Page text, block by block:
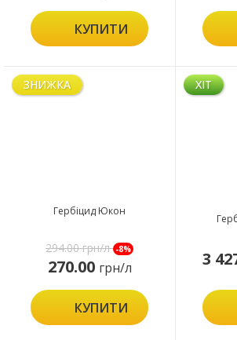
КУПИТИ
ЗНИЖКА
Гербіцид Юкон
294.00грн/л -8%
270.00 грн/л
КУПИТИ
ХІТ
3